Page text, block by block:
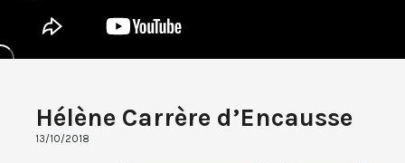
Hélène Carrère d’Encausse
13/10/2018